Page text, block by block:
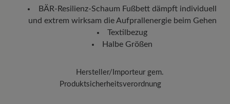
Mit der beigefügten Sendungsnummer können Sie genau
nachverfolgen, wo sich Ihr neues BÄR Lieblingsstück gerade
BÄR-Resilienz-Schaum Fußbett dämpft individuell
und extrem wirksam die Aufprallenergie beim Gehen
Textilbezug
Halbe Größen
Hersteller/Importeur gem.
Produktsicherheitsverordnung